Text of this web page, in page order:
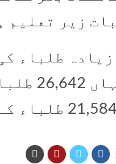
زیر تعلیم
زیادہ طلباء
گئی